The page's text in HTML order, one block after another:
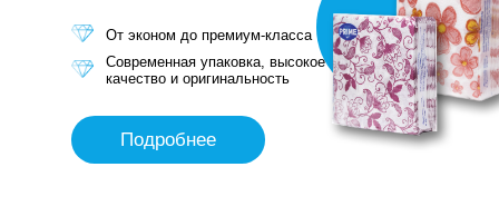
От эконом до премиум-класса
Современная упаковка, высокое
качество и оригинальность
Подробнее